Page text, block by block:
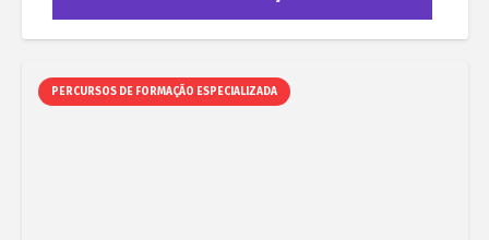
PERCURSOS DE FORMAÇÃO ESPECIALIZADA